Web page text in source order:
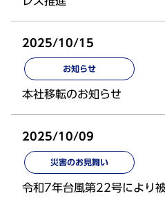
2025/10/15
お知らせ
本社移転のお知らせ
2025/10/09
災害のお見舞い
令和7年台風第22号により